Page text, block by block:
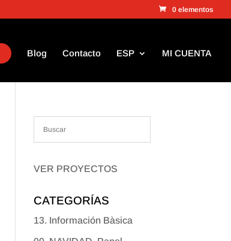
0 elementos
Blog Contacto ESP MI CUENTA
VER PROYECTOS
CATEGORÍAS
13. Información Bàsica